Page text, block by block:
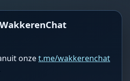
onzet.me/wakkerenchat